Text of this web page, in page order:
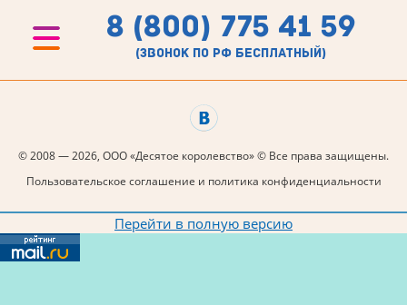
8 (800) 775 41 59
(звонок по рф бесплатный)
© 2008 — 2026, ООО «Десятое королевство» © Все права защищены.
Пользовательское соглашение и политика конфиденциальности
Перейти в полную версию